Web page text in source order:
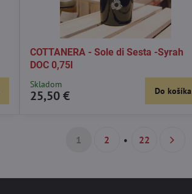
COTTANERA - Sole di Sesta -Syrah
DOC 0,75l
Skladom
25,50 € Do košíka
1 2 22